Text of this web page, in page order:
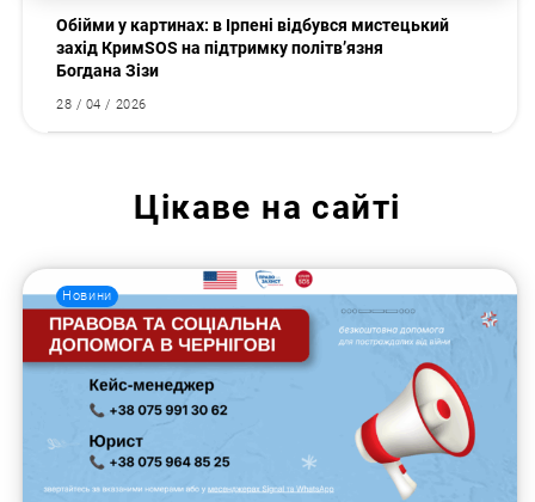
Обійми у картинах: в Ірпені відбувся мистецький
захід КримSOS на підтримку політв’язня
Богдана Зізи
28 / 04 / 2026
Цікаве на сайті
Новини